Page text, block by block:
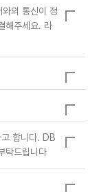
의 통신이 정
해주세요. 라
합니다. DB
탁드립니다